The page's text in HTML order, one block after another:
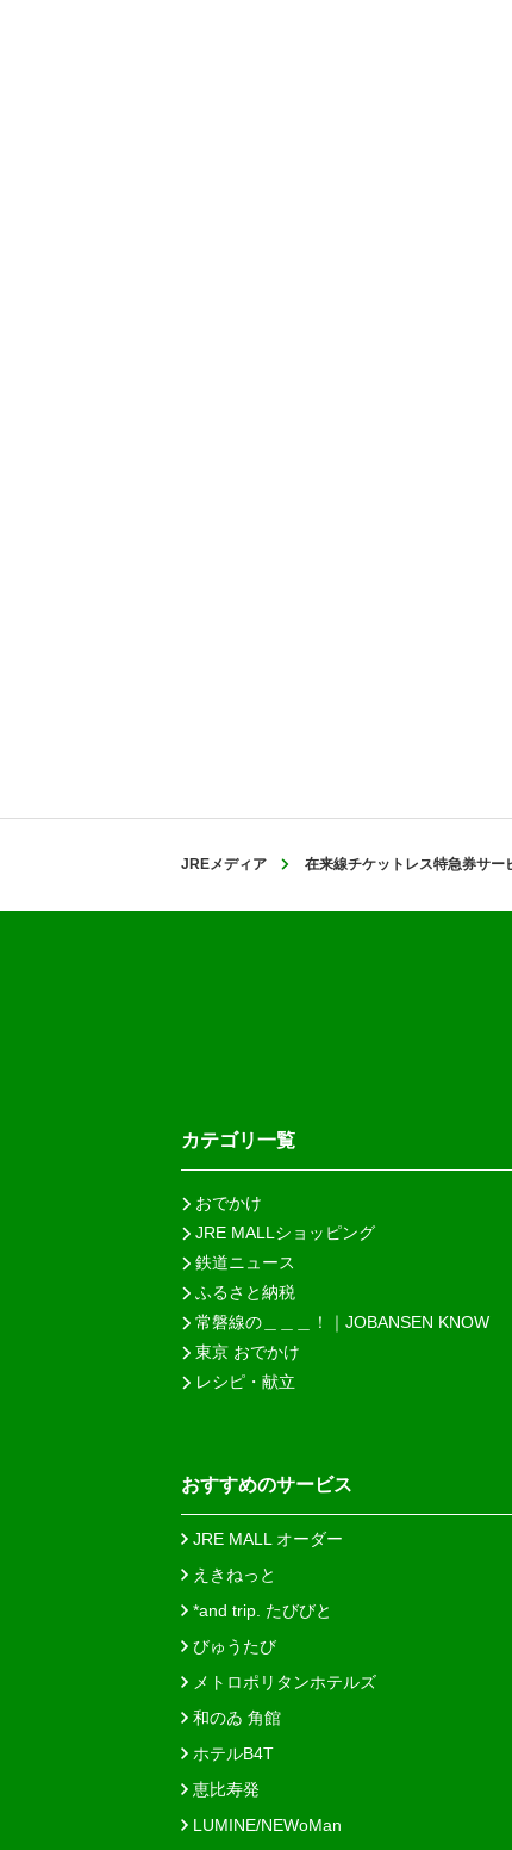
JREメディア 在来線チケットレス特急券サー
カテゴリ一覧
おでかけ
JRE MALLショッピング
鉄道ニュース
ふるさと納税
常磐線の＿＿＿！｜JOBANSEN KNOW
東京 おでかけ
レシピ・献立
おすすめのサービス
JRE MALL オーダー
えきねっと
*and trip. たびびと
びゅうたび
メトロポリタンホテルズ
和のゐ 角館
ホテルB4T
恵比寿発
LUMINE/NEWoMan